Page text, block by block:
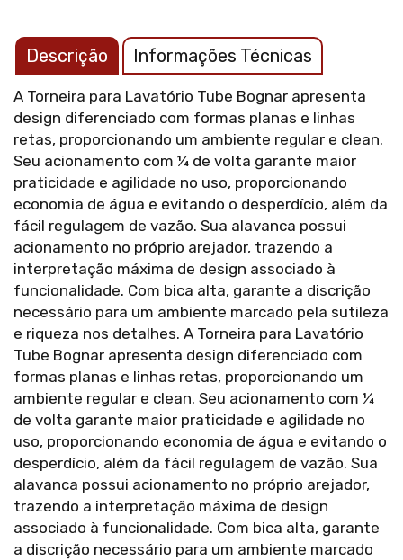
Descrição Informações Técnicas
A Torneira para Lavatório Tube Bognar apresenta
design diferenciado com formas planas e linhas
retas, proporcionando um ambiente regular e clean.
Seu acionamento com ¼ de volta garante maior
praticidade e agilidade no uso, proporcionando
economia de água e evitando o desperdício, além da
fácil regulagem de vazão. Sua alavanca possui
acionamento no próprio arejador, trazendo a
interpretação máxima de design associado à
funcionalidade. Com bica alta, garante a discrição
necessário para um ambiente marcado pela sutileza
e riqueza nos detalhes. A Torneira para Lavatório
Tube Bognar apresenta design diferenciado com
formas planas e linhas retas, proporcionando um
ambiente regular e clean. Seu acionamento com ¼
de volta garante maior praticidade e agilidade no
uso, proporcionando economia de água e evitando o
desperdício, além da fácil regulagem de vazão. Sua
alavanca possui acionamento no próprio arejador,
trazendo a interpretação máxima de design
associado à funcionalidade. Com bica alta, garante
a discrição necessário para um ambiente marcado